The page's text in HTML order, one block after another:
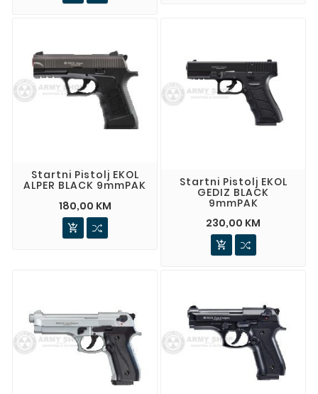
Startni Pistolj EKOL
ALPER BLACK 9mmPAK
180,00 KM

Startni Pistolj EKOL
GEDIZ BLACK
9mmPAK
230,00 KM
